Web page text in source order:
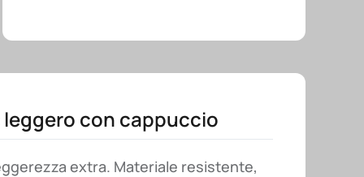
con cappuccio
extra. Materiale resistente,